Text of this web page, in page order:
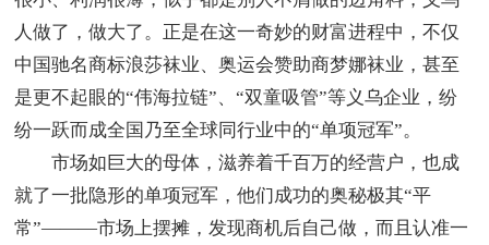
人做了，做大了。正是在这一奇妙的财富进程中，不仅
中国驰名商标浪莎袜业、奥运会赞助商梦娜袜业，甚至
是更不起眼的“伟海拉链”、“双童吸管”等义乌企业，纷
纷一跃而成全国乃至全球同行业中的“单项冠军”。
市场如巨大的母体，滋养着千百万的经营户，也成
就了一批隐形的单项冠军，他们成功的奥秘极其“平
常”———市场上摆摊，发现商机后自己做，而且认准一